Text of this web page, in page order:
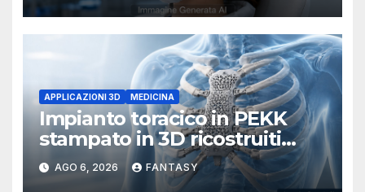
APPLICAZIONI 3D MEDICINA
Impianto toracico in PEKK
stampato in 3D ricostruiti
sterno e costole dopo un
tumore raro
AGO 6, 2026 FANTASY